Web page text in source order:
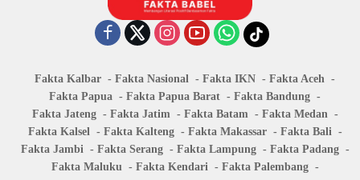
Fakta Kalbar Fakta Nasional Fakta IKN
Fakta Aceh
Fakta Papua
Fakta Papua Barat
Fakta Bandung
Fakta Jateng
Fakta Jatim Fakta Batam
Fakta Medan
Fakta Kalsel
Fakta Kalteng Fakta Makassar
Fakta Bali
Fakta Jambi
Fakta Serang Fakta Lampung
Fakta Padang
Fakta Maluku
Fakta Kendari
Fakta Palembang